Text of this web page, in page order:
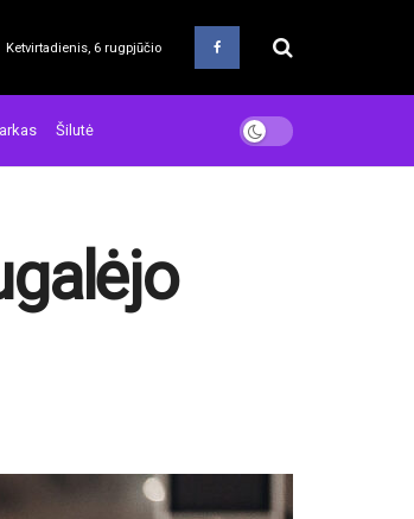
Ketvirtadienis, 6 rugpjūčio
Šilutė